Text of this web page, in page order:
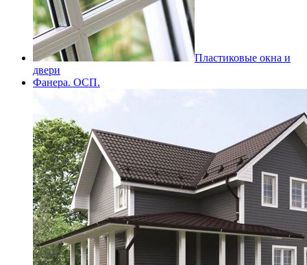
Пластиковые окна и
двери
Фанера. ОСП.